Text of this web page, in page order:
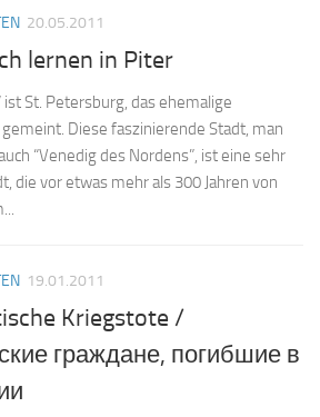
20.05.2011
lernen in Piter
ist St. Petersburg, das ehemalige
Diese faszinierende Stadt, man
“Venedig des Nordens”, ist eine sehr
die vor etwas mehr als 300 Jahren von
19.01.2011
Kriegstote /
граждане, погибшие в